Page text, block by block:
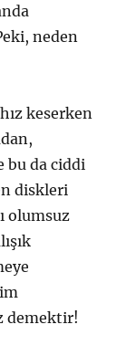
neden
keserken
bu da ciddi
diskleri
olumsuz
demektir!